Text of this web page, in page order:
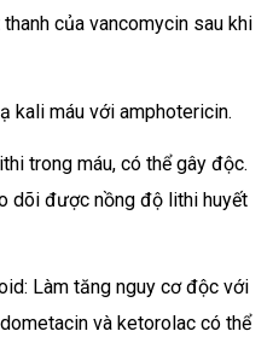
của vancomycin sau khi
kali máu với amphotericin.
trong máu, có thể gây độc.
dõi được nồng độ lithi huyết
Làm tăng nguy cơ độc với
và ketorolac có thể